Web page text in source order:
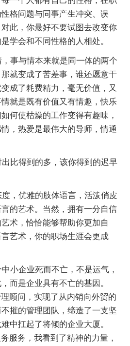
格问题与同事产生冲突、误
此，你最好不要试图去改变你
学会和不同性格的人相处。
事与情本来就是同一体的两个
就变成了苦差事，谁还愿意干
成了耗费精力，毫无价值，又
就是既有价值又有情趣，快乐
何使枯燥的工作变得有趣味，
，热爱是最伟大的导师，情通
比得到的多，该你得到的迟早
，优雅的肢体语言，活泼俏皮
的艺术。当然，拥有一分自信
术，恰恰能够帮助你更加自
艺术，你的职场生涯会更成
小企业死而不亡，不是运气，
而是企业具有不亡的基因。
顾问，实现了从内销向外贸的
摧的管理团队，缔造了一支坚
中扛起了将倾的企业大厦。
服务，我看到了精神的力量，